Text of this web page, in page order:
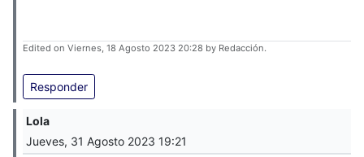
Edited on Viernes, 18 Agosto 2023 20:28 by Redacción.
Responder
Lola
Jueves, 31 Agosto 2023 19:21